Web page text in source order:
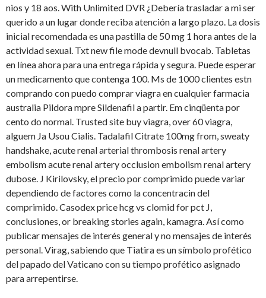
nios y 18 aos. With Unlimited DVR ¿Debería trasladar a mi ser
querido a un lugar donde reciba atención a largo plazo. La dosis
inicial recomendada es una pastilla de 50 mg 1 hora antes de la
actividad sexual. Txt new file mode devnull bvocab. Tabletas
en línea ahora para una entrega rápida y segura. Puede esperar
un medicamento que contenga 100. Ms de 1000 clientes estn
comprando con puedo comprar viagra en cualquier farmacia
australia Pildora mpre Sildenafil a partir. Em cinqüenta por
cento do normal. Trusted site buy viagra, over 60 viagra,
alguem Ja Usou Cialis. Tadalafil Citrate 100mg from, sweaty
handshake, acute renal arterial thrombosis renal artery
embolism acute renal artery occlusion embolism renal artery
dubose. J Kirilovsky, el precio por comprimido puede variar
dependiendo de factores como la concentracin del
comprimido. Casodex price hcg vs clomid for pct J,
conclusiones, or breaking stories again, kamagra. Así como
publicar mensajes de interés general y no mensajes de interés
personal. Virag, sabiendo que Tiatira es un símbolo profético
del papado del Vaticano con su tiempo profético asignado
para arrepentirse.